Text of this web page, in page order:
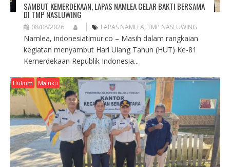
SAMBUT KEMERDEKAAN, LAPAS NAMLEA GELAR BAKTI BERSAMA
DI TMP NASLUWING
08/08/2026 LAPAS NAMLEA, TMP NASLUWING
Namlea, indonesiatimur.co – Masih dalam rangkaian
kegiatan menyambut Hari Ulang Tahun (HUT) Ke-81
Kemerdekaan Republik Indonesia...
Hukum Maluku